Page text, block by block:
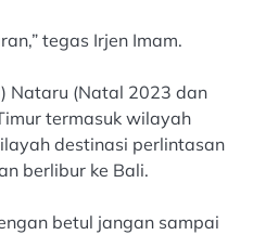
tegas Irjen Imam.
Nataru (Natal 2023 dan
termasuk wilayah
destinasi perlintasan
berlibur ke Bali.
betul jangan sampai